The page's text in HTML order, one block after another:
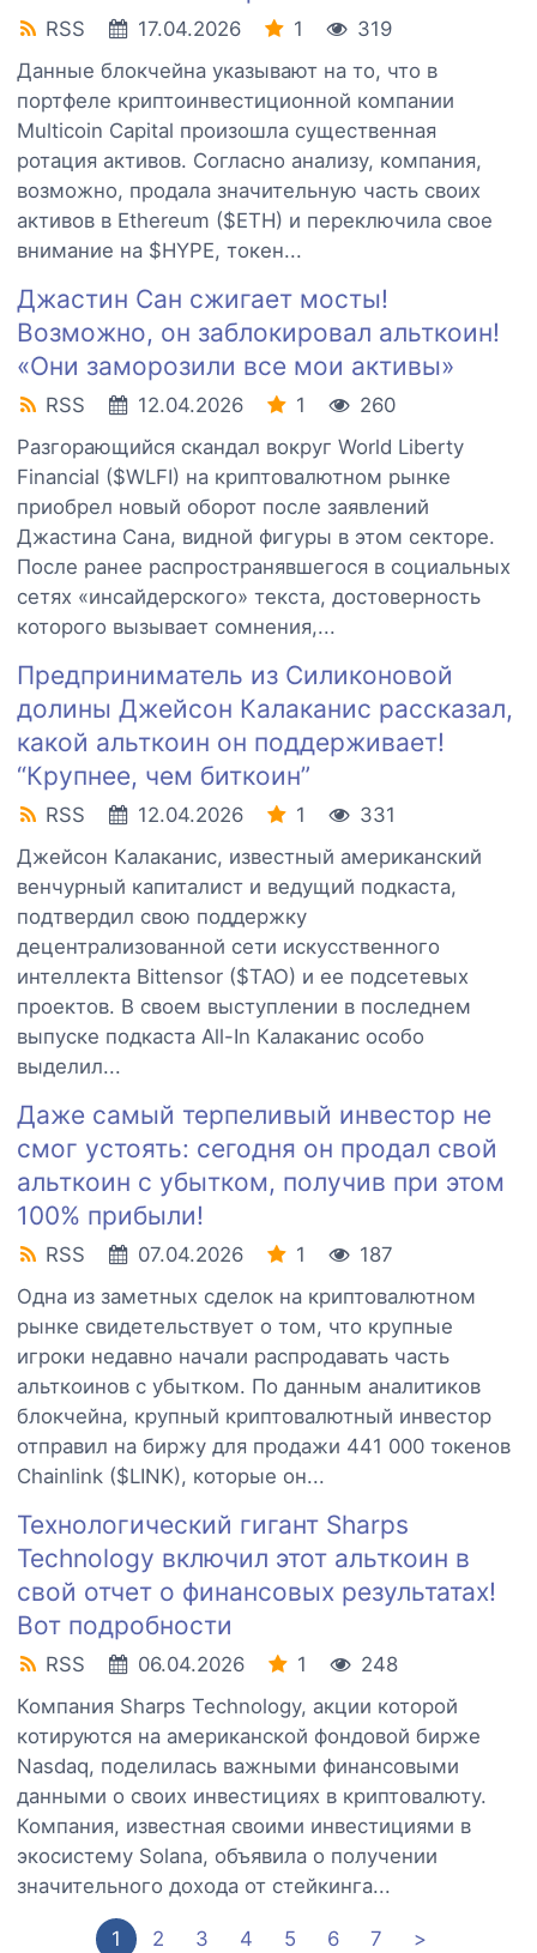
RSS 17.04.2026 1
319
Данные блокчейна указывают на то, что в
портфеле криптоинвестиционной компании
Multicoin Capital произошла существенная
ротация активов. Согласно анализу, компания,
возможно, продала значительную часть своих
активов в Ethereum ($ETH) и переключила свое
внимание на $HYPE, токен...
Джастин Сан сжигает мосты!
Возможно, он заблокировал альткоин!
«Они заморозили все мои активы»
RSS 12.04.2026 1
260
Разгорающийся скандал вокруг World Liberty
Financial ($WLFI) на криптовалютном рынке
приобрел новый оборот после заявлений
Джастина Сана, видной фигуры в этом секторе.
После ранее распространявшегося в социальных
сетях «инсайдерского» текста, достоверность
которого вызывает сомнения,...
Предприниматель из Силиконовой
долины Джейсон Калаканис рассказал,
какой альткоин он поддерживает!
“Крупнее, чем биткоин”
RSS 12.04.2026 1
331
Джейсон Калаканис, известный американский
венчурный капиталист и ведущий подкаста,
подтвердил свою поддержку
децентрализованной сети искусственного
интеллекта Bittensor ($TAO) и ее подсетевых
проектов. В своем выступлении в последнем
выпуске подкаста All-In Калаканис особо
выделил...
Даже самый терпеливый инвестор не
смог устоять: сегодня он продал свой
альткоин с убытком, получив при этом
100% прибыли!
RSS 07.04.2026 1
187
Одна из заметных сделок на криптовалютном
рынке свидетельствует о том, что крупные
игроки недавно начали распродавать часть
альткоинов с убытком. По данным аналитиков
блокчейна, крупный криптовалютный инвестор
отправил на биржу для продажи 441 000 токенов
Chainlink ($LINK), которые он...
Технологический гигант Sharps
Technology включил этот альткоин в
свой отчет о финансовых результатах!
Вот подробности
RSS 06.04.2026 1
248
Компания Sharps Technology, акции которой
котируются на американской фондовой бирже
Nasdaq, поделилась важными финансовыми
данными о своих инвестициях в криптовалюту.
Компания, известная своими инвестициями в
экосистему Solana, объявила о получении
значительного дохода от стейкинга...
1 2 3 4 5 6 7 >